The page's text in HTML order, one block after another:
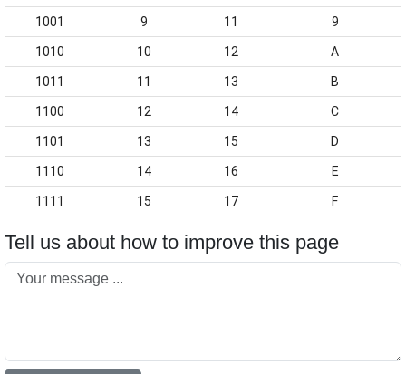
1001 9 11 9
1010 10 12 A
1011 11 13 B
1100 12 14 C
1101 13 15 D
1110 14 16 E
1111 15 17 F
Tell us about how to improve this page